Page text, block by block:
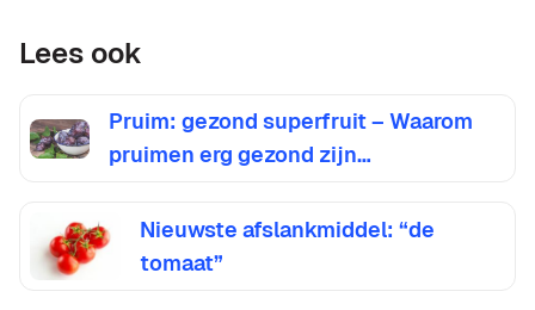
Lees ook
Pruim: gezond superfruit – Waarom
pruimen erg gezond zijn…
Nieuwste afslankmiddel: “de
tomaat”